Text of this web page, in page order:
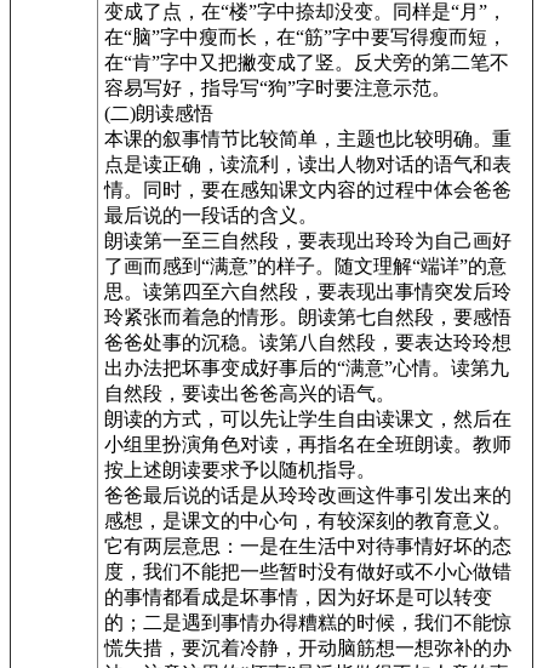
变成了点，在“楼”字中捺却没变。同样是“月”，
在“脑”字中瘦而长，在“筋”字中要写得瘦而短，
在“肯”字中又把撇变成了竖。反犬旁的第二笔不
容易写好，指导写“狗”字时要注意示范。
(二)朗读感悟
本课的叙事情节比较简单，主题也比较明确。重
点是读正确，读流利，读出人物对话的语气和表
情。同时，要在感知课文内容的过程中体会爸爸
最后说的一段话的含义。
朗读第一至三自然段，要表现出玲玲为自己画好
了画而感到“满意”的样子。随文理解“端详”的意
思。读第四至六自然段，要表现出事情突发后玲
玲紧张而着急的情形。朗读第七自然段，要感悟
爸爸处事的沉稳。读第八自然段，要表达玲玲想
出办法把坏事变成好事后的“满意”心情。读第九
自然段，要读出爸爸高兴的语气。
朗读的方式，可以先让学生自由读课文，然后在
小组里扮演角色对读，再指名在全班朗读。教师
按上述朗读要求予以随机指导。
爸爸最后说的话是从玲玲改画这件事引发出来的
感想，是课文的中心句，有较深刻的教育意义。
它有两层意思：一是在生活中对待事情好坏的态
度，我们不能把一些暂时没有做好或不小心做错
的事情都看成是坏事情，因为好坏是可以转变
的；二是遇到事情办得糟糕的时候，我们不能惊
慌失措，要沉着冷静，开动脑筋想一想弥补的办